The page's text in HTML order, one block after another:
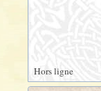
Hors ligne